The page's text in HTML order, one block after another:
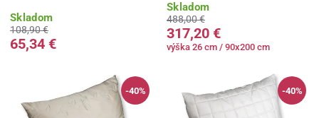
Skladom
108,90 €
65,34 €
Skladom
488,00 €
317,20 €
výška 26 cm / 90x200 cm
-40% -40%